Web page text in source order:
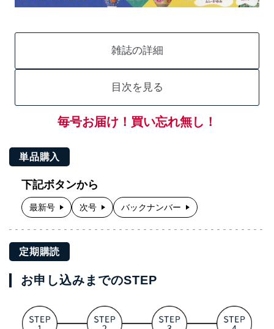
雑誌の詳細
目次を見る
毎号お届け！買い忘れ無し！
単品購入
下記ボタンから
最新号 次号 バックナンバー
定期購読
お申し込みまでのSTEP